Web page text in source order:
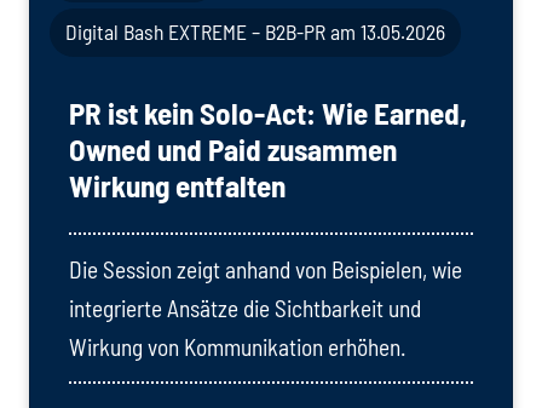
Digital Bash EXTREME – B2B-PR am 13.05.2026
PR ist kein Solo-Act: Wie Earned,
Owned und Paid zusammen
Wirkung entfalten
Die Session zeigt anhand von Beispielen, wie
integrierte Ansätze die Sichtbarkeit und
Wirkung von Kommunikation erhöhen.